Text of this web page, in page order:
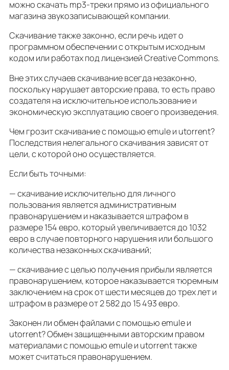
можно скачать mp3-треки прямо из официального
магазина звукозаписывающей компании.
Скачивание также законно, если речь идет о
программном обеспечении с открытым исходным
кодом или работах под лицензией Creative Commons.
Вне этих случаев скачивание всегда незаконно,
поскольку нарушает авторские права, то есть право
создателя на исключительное использование и
экономическую эксплуатацию своего произведения.
Чем грозит скачивание с помощью emule и utorrent?
Последствия нелегального скачивания зависят от
цели, с которой оно осуществляется.
Если быть точными:
— скачивание исключительно для личного
пользования является административным
правонарушением и наказывается штрафом в
размере 154 евро, который увеличивается до 1032
евро в случае повторного нарушения или большого
количества незаконных скачиваний;
— скачивание с целью получения прибыли является
правонарушением, которое наказывается тюремным
заключением на срок от шести месяцев до трех лет и
штрафом в размере от 2 582 до 15 493 евро.
Законен ли обмен файлами с помощью emule и
utorrent? Обмен защищенными авторским правом
материалами с помощью emule и utorrent также
может считаться правонарушением.